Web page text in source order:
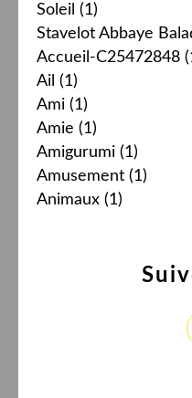
Soleil (1)
Stavelot Abbaye
Accueil-C25472848
Ail (1)
Ami (1)
Amie (1)
Amigurumi (1)
Amusement (1)
Animaux (1)